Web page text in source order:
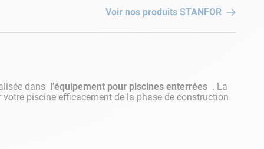
Voir nos produits STANFOR
dans l’équipement pour piscines enterrées . La
votre piscine efficacement de la phase de construction